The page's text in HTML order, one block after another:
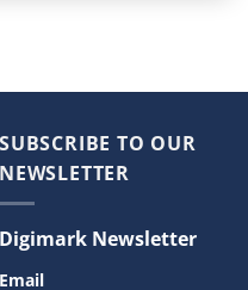
SUBSCRIBE TO OUR
NEWSLETTER
Digimark Newsletter
Email